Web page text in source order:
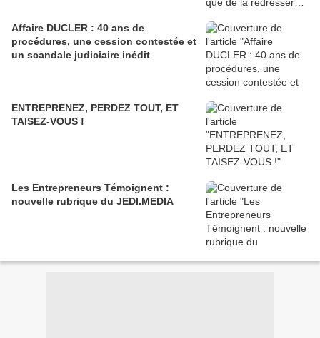
Affaire DUCLER : 40 ans de
procédures, une cession contestée et
un scandale judiciaire inédit
ENTREPRENEZ, PERDEZ TOUT, ET
TAISEZ-VOUS !
Les Entrepreneurs Témoignent :
nouvelle rubrique du JEDI.MEDIA